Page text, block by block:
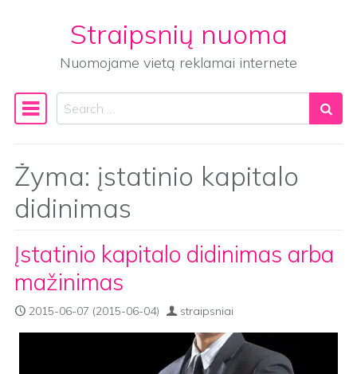
Straipsnių nuoma
Nuomojame vietą reklamai internete
Main Navigation
Search
Žyma: įstatinio kapitalo
didinimas
Įstatinio kapitalo didinimas arba
mažinimas
2015-06-07 (2015-06-04) straipsniai